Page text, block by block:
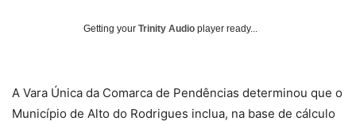
Getting your Trinity Audio player ready...
A Vara Única da Comarca de Pendências determinou que o
Município de Alto do Rodrigues inclua, na base de cálculo